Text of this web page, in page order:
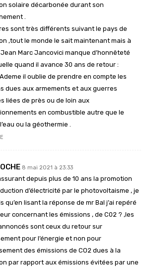
solaire décarbonée durant son
.
sont très différents suivant le pays de
,tout le monde le sait maintenant mais à
Jean Marc Jancovici manque d’honnêteté
quand il avance 30 ans de retour :
il oublie de prendre en compte les
dues aux armements et aux guerres
liées de près ou de loin aux
en combustible autre que le
ou la géothermie .
8 mai 2021 à 23:33
depuis plus de 10 ans la promotion
d’électricité par le photovoltaisme , je
qu’en lisant la réponse de mr Bal j’ai repéré
concernant les émissions , de C02 ? ,les
sont ceux du retour sur
pour l’énergie et non pour
des émissions de CO2 dues à la
par rapport aux émissions évitées par une